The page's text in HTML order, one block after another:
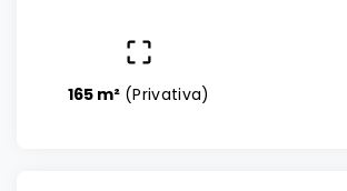
165 m² (Privativa)